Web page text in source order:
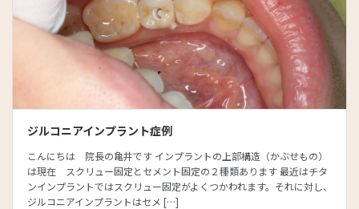
ジルコニアインプラント症例
こんにちは 院長の亀井です インプラントの上部構造（かぶせもの）
は現在 スクリュー固定とセメント固定の２種類あります 最近はチタ
ンインプラントではスクリュー固定がよくつかわれます。それに対し、
ジルコニアインプラントはセメ […]